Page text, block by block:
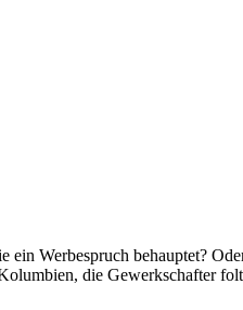
ein Werbespruch behauptet?
die Gewerkschafter